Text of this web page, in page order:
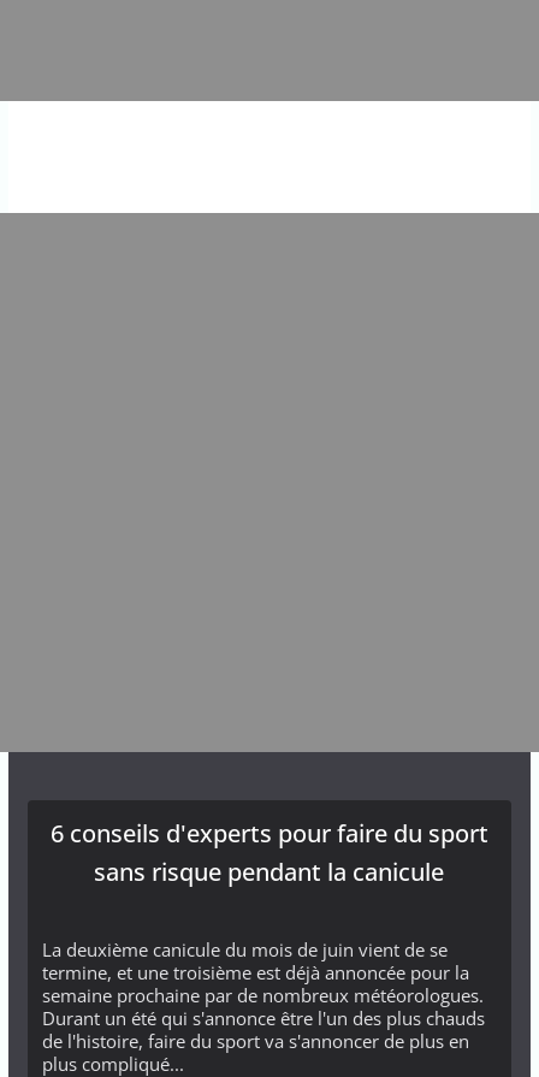
6 conseils d'experts pour faire du sport
sans risque pendant la canicule
La deuxième canicule du mois de juin vient de se
termine, et une troisième est déjà annoncée pour la
semaine prochaine par de nombreux météorologues.
Durant un été qui s'annonce être l'un des plus chauds
de l'histoire, faire du sport va s'annoncer de plus en
plus compliqué...